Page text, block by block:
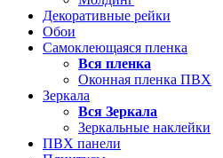
Декоративные рейки
Обои
Самоклеющаяся пленка
Вся пленка
Оконная пленка ПВХ
Зеркала
Вся Зеркала
Зеркальные наклейки
ПВХ панели